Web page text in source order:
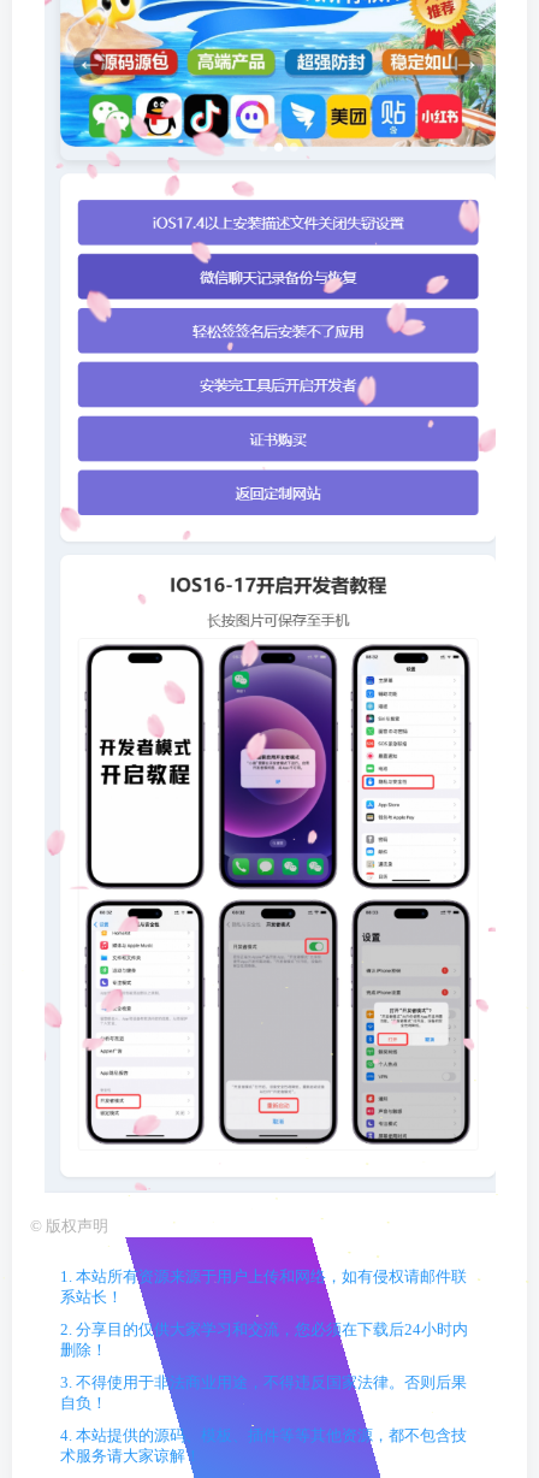
© 版权声明
1. 本站所有资源来源于用户上传和网络，如有侵权请邮件联
系站长！
2. 分享目的仅供大家学习和交流，您必须在下载后24小时内
删除！
3. 不得使用于非法商业用途，不得违反国家法律。否则后果
自负！
4. 本站提供的源码、模板、插件等等其他资源，都不包含技
术服务请大家谅解！